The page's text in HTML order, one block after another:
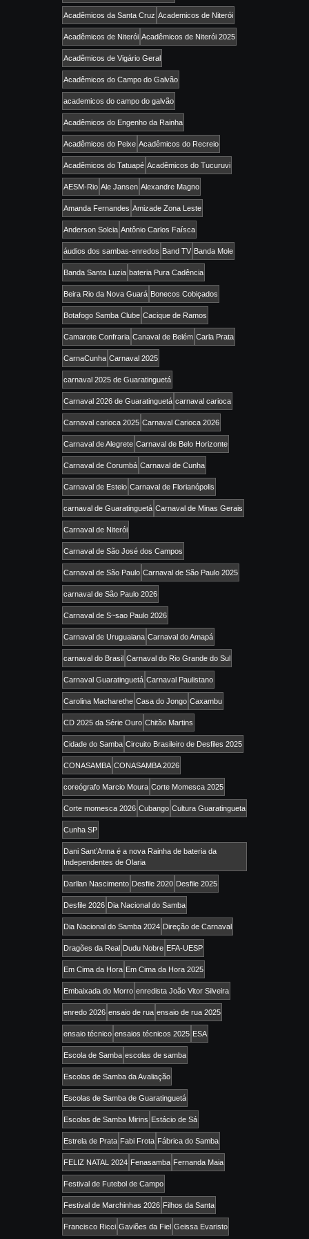
Acadêmicos da Santa Cruz Academicos de Niterói
Acadêmicos de Niterói Acadêmicos de Niterói 2025
Acadêmicos de Vigário Geral
Acadêmicos do Campo do Galvão
academicos do campo do galvão
Acadêmicos do Engenho da Rainha
Acadêmicos do Peixe Acadêmicos do Recreio
Acadêmicos do Tatuapé Acadêmicos do Tucuruvi
AESM-Rio Ale Jansen Alexandre Magno
Amanda Fernandes Amizade Zona Leste
Anderson Solcia Antônio Carlos Faísca
áudios dos sambas-enredos Band TV Banda Mole
Banda Santa Luzia bateria Pura Cadência
Beira Rio da Nova Guará Bonecos Cobiçados
Botafogo Samba Clube Cacique de Ramos
Camarote Confraria Canaval de Belém Carla Prata
CarnaCunha Carnaval 2025
carnaval 2025 de Guaratinguetá
Carnaval 2026 de Guaratinguetá carnaval carioca
Carnaval carioca 2025 Carnaval Carioca 2026
Carnaval de Alegrete Carnaval de Belo Horizonte
Carnaval de Corumbá Carnaval de Cunha
Carnaval de Esteio Carnaval de Florianópolis
carnaval de Guaratinguetá Carnaval de Minas Gerais
Carnaval de Niterói
Carnaval de São José dos Campos
Carnaval de São Paulo Carnaval de São Paulo 2025
carnaval de São Paulo 2026
Carnaval de S~sao Paulo 2026
Carnaval de Uruguaiana Carnaval do Amapá
carnaval do Brasil Carnaval do Rio Grande do Sul
Carnaval Guaratinguetá Carnaval Paulistano
Carolina Macharethe Casa do Jongo Caxambu
CD 2025 da Série Ouro Chitão Martins
Cidade do Samba Circuito Brasileiro de Desfiles 2025
CONASAMBA CONASAMBA 2026
coreógrafo Marcio Moura Corte Momesca 2025
Corte momesca 2026 Cubango Cultura Guaratingueta
Cunha SP
Dani Sant’Anna é a nova Rainha de bateria da
Independentes de Olaria
Darllan Nascimento Desfile 2020 Desfile 2025
Desfile 2026 Dia Nacional do Samba
Dia Nacional do Samba 2024 Direção de Carnaval
Dragões da Real Dudu Nobre EFA-UESP
Em Cima da Hora Em Cima da Hora 2025
Embaixada do Morro enredista João Vitor Silveira
enredo 2026 ensaio de rua ensaio de rua 2025
ensaio técnico ensaios técnicos 2025 ESA
Escola de Samba escolas de samba
Escolas de Samba da Avaliação
Escolas de Samba de Guaratinguetá
Escolas de Samba Mirins Estácio de Sá
Estrela de Prata Fabi Frota Fábrica do Samba
FELIZ NATAL 2024 Fenasamba Fernanda Maia
Festival de Futebol de Campo
Festival de Marchinhas 2026 Filhos da Santa
Francisco Ricci Gaviões da Fiel Geissa Evaristo